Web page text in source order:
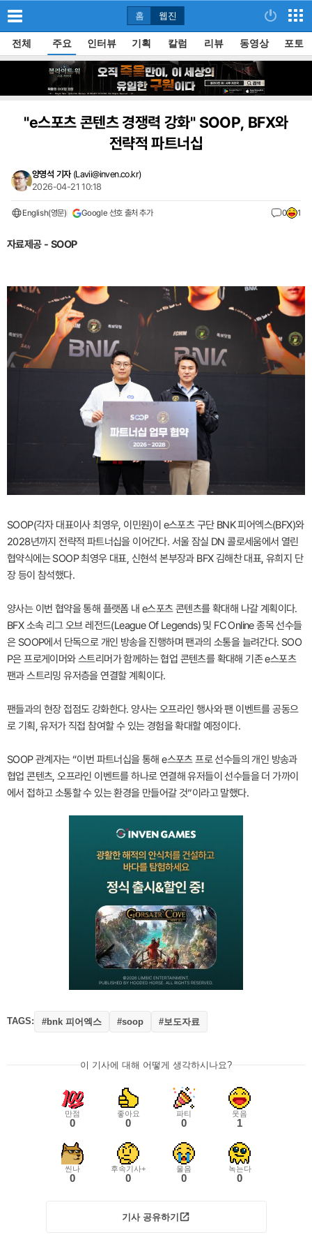
홈 웹진
전체 주요 인터뷰 기획 칼럼 리뷰 동영상 포토
"e스포츠 콘텐츠 경쟁력 강화" SOOP, BFX와
전략적 파트너십
양영석 기자 (Lavii@inven.co.kr)
2026-04-21 10:18
English(영문) Google 선호 출처 추가 0 1
자료제공 - SOOP
SOOP(각자 대표이사 최영우, 이민원)이 e스포츠 구단 BNK 피어엑스(BFX)와
2028년까지 전략적 파트너십을 이어간다. 서울 잠실 DN 콜로세움에서 열린
협약식에는 SOOP 최영우 대표, 신현석 본부장과 BFX 김해찬 대표, 유희지 단
장 등이 참석했다.
양사는 이번 협약을 통해 플랫폼 내 e스포츠 콘텐츠를 확대해 나갈 계획이다.
BFX 소속 리그 오브 레전드(League Of Legends) 및 FC Online 종목 선수들
은 SOOP에서 단독으로 개인 방송을 진행하며 팬과의 소통을 늘려간다. SOO
P은 프로게이머와 스트리머가 함께하는 협업 콘텐츠를 확대해 기존 e스포츠
팬과 스트리밍 유저층을 연결할 계획이다.
팬들과의 현장 접점도 강화한다. 양사는 오프라인 행사와 팬 이벤트를 공동으
로 기획, 유저가 직접 참여할 수 있는 경험을 확대할 예정이다.
SOOP 관계자는 “이번 파트너십을 통해 e스포츠 프로 선수들의 개인 방송과
협업 콘텐츠, 오프라인 이벤트를 하나로 연결해 유저들이 선수들을 더 가까이
에서 접하고 소통할 수 있는 환경을 만들어갈 것”이라고 말했다.
TAGS: #bnk 피어엑스 #soop #보도자료
이 기사에 대해 어떻게 생각하시나요?
만점
0
좋아요
0
파티
0
웃음
1
씬나
0
후속기사+
0
울음
0
녹는다
0
기사 공유하기